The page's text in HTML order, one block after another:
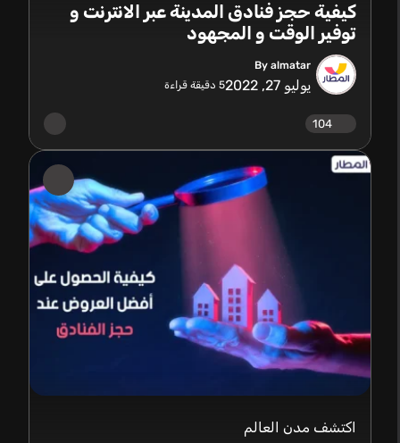
كيفية حجز فنادق المدينة عبر الانترنت و
توفير الوقت و المجهود
By almatar
يوليو 27, 2022 5دقيقة قراءة
اكتشف مدن العالم